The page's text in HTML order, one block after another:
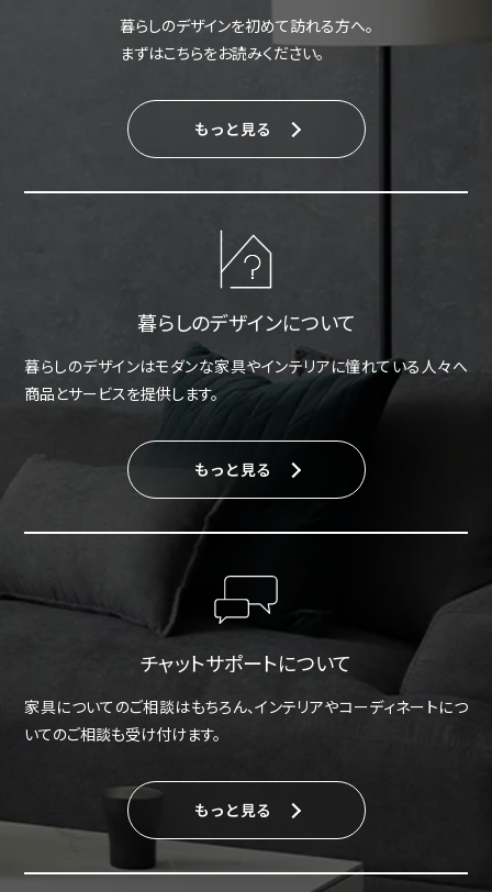
暮らしのデザインを初めて訪れる方へ。
まずはこちらをお読みください。
もっと見る
暮らしのデザインについて
暮らしのデザインはモダンな家具やインテリアに憧れている人々へ
商品とサービスを提供します。
もっと見る
チャットサポートについて
家具についてのご相談はもちろん、インテリアやコーディネートにつ
いてのご相談も受け付けます。
もっと見る